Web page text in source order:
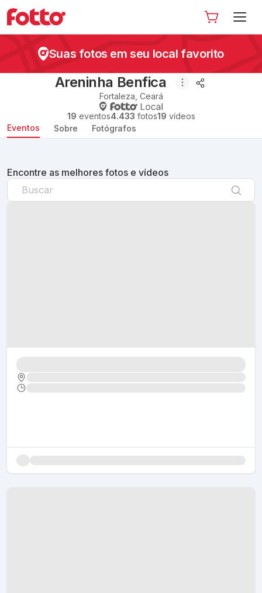
Suas fotos em seu local favorito
Areninha Benfica
Fortaleza Ceará
19 eventos4.433 fotos19 vídeos
Eventos
Sobre Fotógrafos
Encontre as melhores fotos e vídeos